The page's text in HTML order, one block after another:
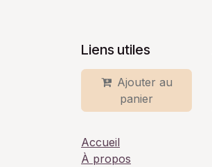
Liens utiles
Ajouter au
panier
Accueil
À propos